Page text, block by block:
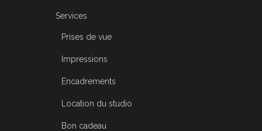
Services
Prises de vue
Impressions
Encadrements
Location du studio
Bon cadeau